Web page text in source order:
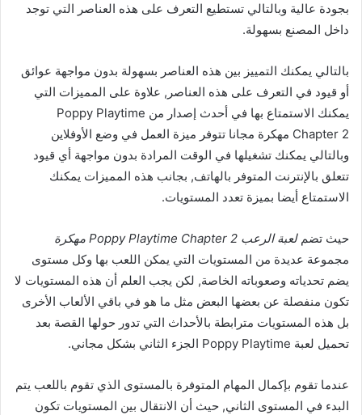
بجودة عالية وبالتالي تستطيع التعرف على هذه العناصر التي توجد
داخل المصنع بسهولة.
بالتالي يمكنك التمييز بين هذه العناصر بسهولة بدون مواجهة عوائق
أو قيود في التعرف على هذه العناصر, علاوة على المميزات التي
يمكنك الاستمتاع بها في أحدث إصدار من Poppy Playtime
Chapter 2 مهكرة مجانا تتوفر ميزة العمل في وضع الأوفلاين
وبالتالي يمكنك تشغيلها في الوقت المرادة بدون مواجهة أي قيود
تتعلق بالإنترنت المتوفر بالهاتف, بجانب هذه المميزات يمكنك
الاستمتاع أيضا بميزة تعدد المستويات.
حيث تضملعبة الرعب Poppy Playtime Chapter 2 مهكرة
مجموعة عديدة من المستويات التي يمكن اللعب بها وكل مستوى
يضم تحدياته وصعوباته الخاصة, لكن يجب العلم أن هذه المستويات لا
تكون منفصلة عن بعضها البعض مثل ما هو في باقي الألعاب الأخرى
بل هذه المستويات مترابطة بالأحداث التي تدور حولها القصة بعد
تحميل لعبة Poppy Playtime الجزء الثاني بشكل مجاني.
عندما تقوم بإكمال المهام المتوفرة بالمستوى الذي تقوم باللعب يتم
البدء في المستوى الثاني, حيث أن الانتقال بين المستويات تكون